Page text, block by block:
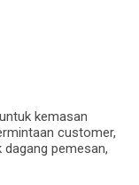
kemasan
customer,
pemesan,